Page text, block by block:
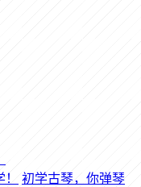
初学古琴，你弹琴